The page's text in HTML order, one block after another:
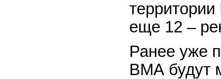
еще 12 –
Ранее уже
ВМА будут